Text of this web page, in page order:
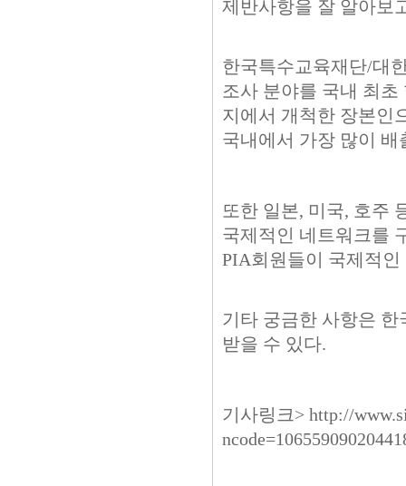
제반사항을 잘 알아보
한국특수교육재단/대
조사 분야를 국내 최
지에서 개척한 장본인
국내에서 가장 많이 배
또한 일본, 미국, 호주
국제적인 네트워크를
PIA회원들이 국제적
기타 궁금한 사항은
받을 수 있다.
기사링크> http://